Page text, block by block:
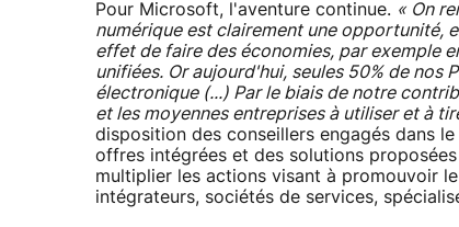
Pour Microsoft, l'aventure continue. « On
numérique est clairement une opportunité,
effet de faire des économies, par exemple
unifiées. Or aujourd'hui, seules 50% de
électronique (...) Par le biais de notre
et les moyennes entreprises à utiliser et à
disposition des conseillers engagés dans
offres intégrées et des solutions
multiplier les actions visant à promouvoir
intégrateurs, sociétés de services,